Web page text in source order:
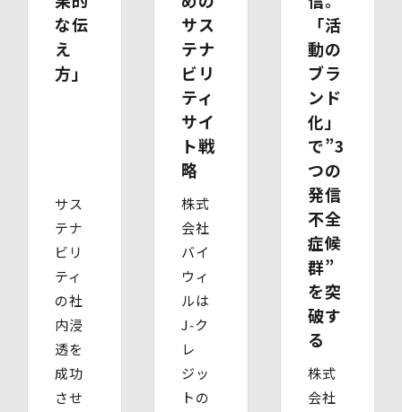
たもの）、その他法定代理権の確認ができる公的書類）
【代理人様が成年被後見人の法定代理人の場合】
・ 代理人様ご本人の本人確認書類の写し
・ いずれかの写し（成年被後見人であることを証明する
登記事項証明書、その他法定代理権の確認ができる公的書
【委任による代理人様の場合】
・ ご本人の印鑑証明書（3ヶ月以内に発行されたもの）
・ 委任を受けたご本人の本人確認書類の写し
(3)開示等のご請求の手数料及び徴収方法
1回のお求めにつき1,000円（紙面でのご請求の場合は、
お送りいただく請求書等に郵便為替を同封していただきま
す。その他の方法でご請求いただく場合は、ご請求時にご
相談させていただきます。）
(4)開示等の請求及びお問い合わせ窓口
個人情報保護管理者
株式会社バイウィル 管理部長
・住所：東京都中央区銀座7丁目3番5号 ヒューリック銀座
7丁目ビル 4階
・連絡先：info@bywill.co.jp
な伝
え
方」
サス
テナ
ビリ
ティ
の社
内浸
透を
成功
させ
サス
テナ
ビリ
ティ
サイ
ト戦
略
株式
会社
バイ
ウィ
ルは
J‑ク
レ
ジッ
トの
「活
動の
ブラ
ンド
化」
で”3
つの
発信
不全
症候
群”
を突
破す
る
株式
会社